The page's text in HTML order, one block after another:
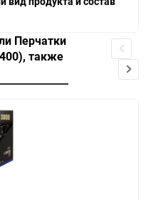
Перчатки
также